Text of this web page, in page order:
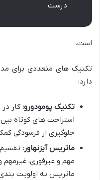
درست
است.
تکنیک های متعددی برای
دارد:
تکنیک پومودورو:
استراحت های کوتاه
جلوگیری از فرسودگی
ماتریس آیزنهاور:
مهم و غیرفوری، غیرمهم
ماتریس به اولویت